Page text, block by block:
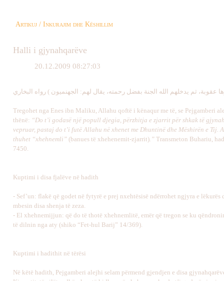
Artikuj / Inkurajim dhe Këshillim
Halli i gjynahqarëve
20.12.2009 08:27:03
Tregohet nga Enes ibn Maliku, Allahu qoftë i kënaqur me të, se Pejgamberi
thënë: “Do t’i godasë një popull djegia, përzhitja e zjarrit për shkak të
vepruar, pastaj do t’i futë Allahu në xhenet me Dhuntinë dhe Mëshirën e Tij.
thuhet “xhehnemli” (banues të xhehenemit-zjarrit).” Transmeton Buhariu,
7450.
Kuptimi i disa fjalëve në hadith
- Sef’un: flakë që godet në fytyrë e prej nxehtësisë ndërrohet ngjyra e lëkurës
mbesin disa shenja të zeza.
- El xhehnemijjun: që do të thotë xhehnemlitë, emër që tregon se ku
të dilnin nga aty (shiko “Fet-hul Barij” 14/369).
Kuptimi i hadithit në tërësi
Në këtë hadith, Pejgamberi alejhi selam përmend gjendjen e disa